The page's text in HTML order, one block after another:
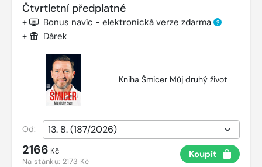
Čtvrtletní předplatné
+ Bonus navíc - elektronická verze zdarma ?
+ Dárek
Kniha Šmicer Můj druhý život
Od:
2166 Kč
Na stánku:2173 Kč
Koupit